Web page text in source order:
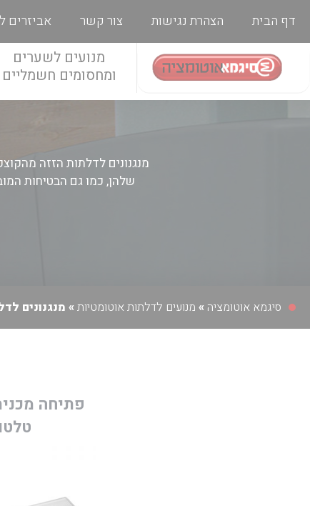
דף הבית הצהרת נגישות צור קשר אביזרים
מנועים לשערים
ומחסומים חשמליים
מנגנונים לדלתות הזזה
שלהן, כמו גם הבטיחות
סיגמא אוטומציה » מנועים לדלתות אוטומטיות » מנגנונים
פתיחה